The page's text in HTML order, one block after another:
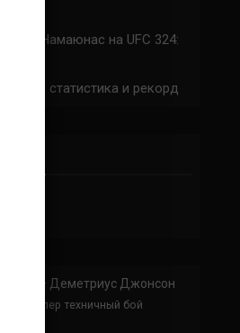
— Намаюнас на UFC 324:
324: статистика и рекорд
Круз — Деметриус Джонсон
супер техничный бой